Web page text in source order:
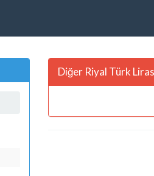
Diğer Riyal Türk